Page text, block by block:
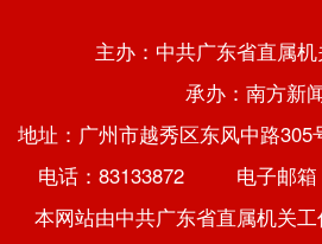
主办：中共广东省直属
承办：南方新
地址：广州市越秀区东风中路305
电话：83133872 电子邮箱
本网站由中共广东省直属机关工